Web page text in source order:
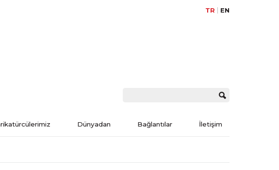
TR EN
Dünyadan Bağlantılar İletişim